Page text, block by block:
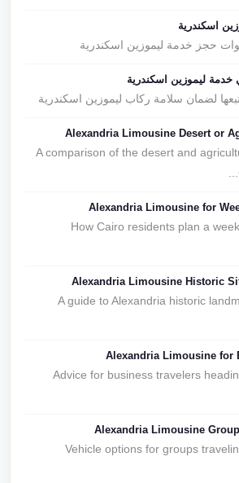
اسكندرية
حجز خدمة ليموزين اسكندرية
ليموزين اسكندرية
لضمان سلامة ركاب ليموزين اسكندرية
Alexandria Limousine Desert or
A comparison of the desert and
Alexandria Limousine for
How Cairo residents plan a
Alexandria Limousine Historic
A guide to Alexandria historic
Alexandria Limousine
Advice for business travelers
Alexandria Limousine
Vehicle options for groups